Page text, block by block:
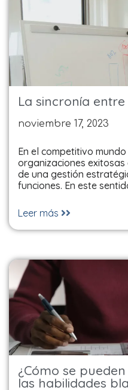
La sincronía entre
noviembre 17, 2023
En el competitivo
organizaciones
de una gestión
funciones. En este
Leer más
¿Cómo se
las habilidades